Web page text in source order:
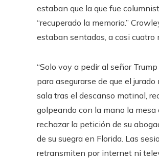
estaban que la que fue
“recuperado la memoria.”
estaban sentados, a casi cuatro
“Solo voy a pedir al señor
para asegurarse de que el
sala tras el descanso matinal,
golpeando con la mano la mesa
rechazar la petición de su
de su suegra en Florida. Las
retransmiten por internet ni